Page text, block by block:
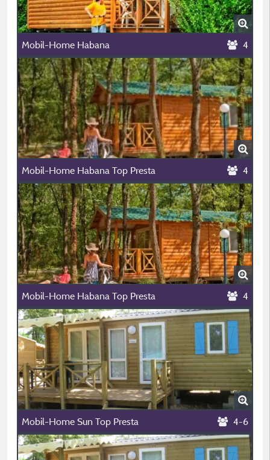
Mobil-Home Habana 4
Mobil-Home Habana Top Presta 4
Mobil-Home Habana Top Presta 4
Mobil-Home Sun Top Presta 4-6